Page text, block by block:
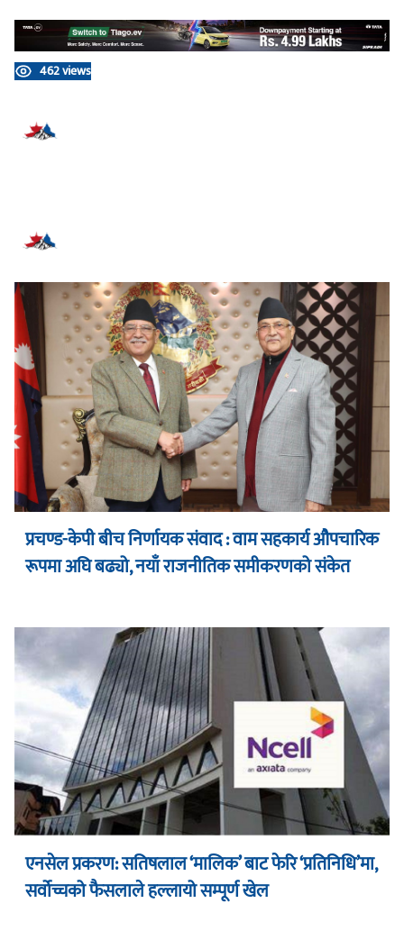
462 views
प्रचण्ड-केपी बीच निर्णायक संवाद : वाम सहकार्य औपचारिक
रूपमा अघि बढ्यो, नयाँ राजनीतिक समीकरणको संकेत
एनसेल प्रकरण: सतिषलाल ‘मालिक’ बाट फेरि ‘प्रतिनिधि’मा,
सर्वोच्चको फैसलाले हल्लायो सम्पूर्ण खेल